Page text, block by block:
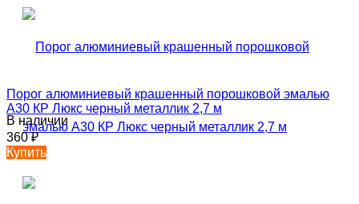
Порог алюминиевый крашенный порошковой эмалью
А30 КР Люкс черный металлик 2,7 м
В наличии
360₽
Купить